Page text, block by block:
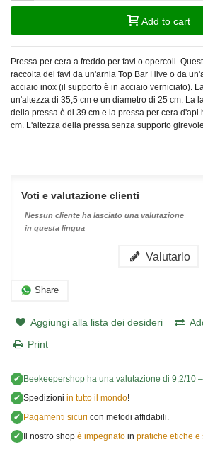
Add to cart
Pressa per cera a freddo per favi o opercoli.
raccolta dei favi da un'arnia Top Bar Hive o da
acciaio inox (il supporto è in acciaio verniciato).
un'altezza di 35,5 cm e un diametro di 25 cm. La
della pressa è di 39 cm e la pressa per cera d'api
cm. L'altezza della pressa senza supporto
Voti e valutazione clienti
Nessun cliente ha lasciato una valutazione
in questa lingua
Valutarlo
Share
Aggiungi alla lista dei desideri
Print
✔ Beekeepershop ha una valutazione di 9,2/10 –
✔ Spedizioni in tutto il mondo!
✔ Pagamenti sicuri con metodi affidabili.
✔ Il nostro shop è impegnato in pratiche etiche e